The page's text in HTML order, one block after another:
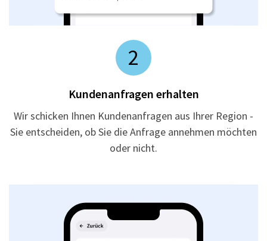
2
Kundenanfragen erhalten
Wir schicken Ihnen Kundenanfragen aus Ihrer Region -
Sie entscheiden, ob Sie die Anfrage annehmen möchten
oder nicht.